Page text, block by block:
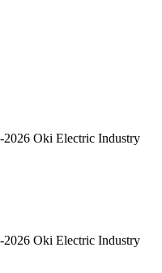
Oki Electric Industry
Oki Electric Industry